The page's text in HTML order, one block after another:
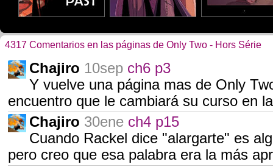
4317 Comentarios en las páginas de Only Two - Hors Série
Chajiro 10sep ch6 p3
Y vuelve una página mas de Only
encuentro que le cambiará su curso en
Chajiro 30ene ch4 p15
Cuando Rackel dice "alargarte" es
pero creo que esa palabra era la más